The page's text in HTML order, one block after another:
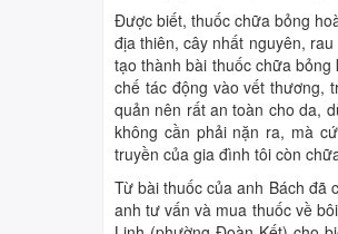
Được biết, thuốc chữa bỏng
địa thiên, cây nhất nguyên,
tạo thành bài thuốc chữa
chế tác động vào vết thương,
quản nên rất an toàn cho da,
không cần phải nặn ra, mà
truyền của gia đình tôi còn
Từ bài thuốc của anh Bách đã
anh tư vấn và mua thuốc về